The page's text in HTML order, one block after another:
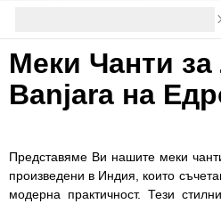
Меки Чанти за
Banjara на
Представяме Ви нашите меки
произведени в Индия, които
модерна практичност. Тези